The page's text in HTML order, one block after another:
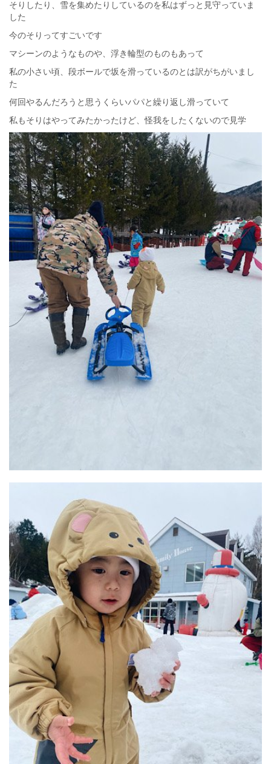
そりしたり、雪を集めたりしているのを私はずっと見守っていま
した
今のそりってすごいです
マシーンのようなものや、浮き輪型のものもあって
私の小さい頃、段ボールで坂を滑っているのとは訳がちがいまし
た
何回やるんだろうと思うくらいパパと繰り返し滑っていて
私もそりはやってみたかったけど、怪我をしたくないので見学